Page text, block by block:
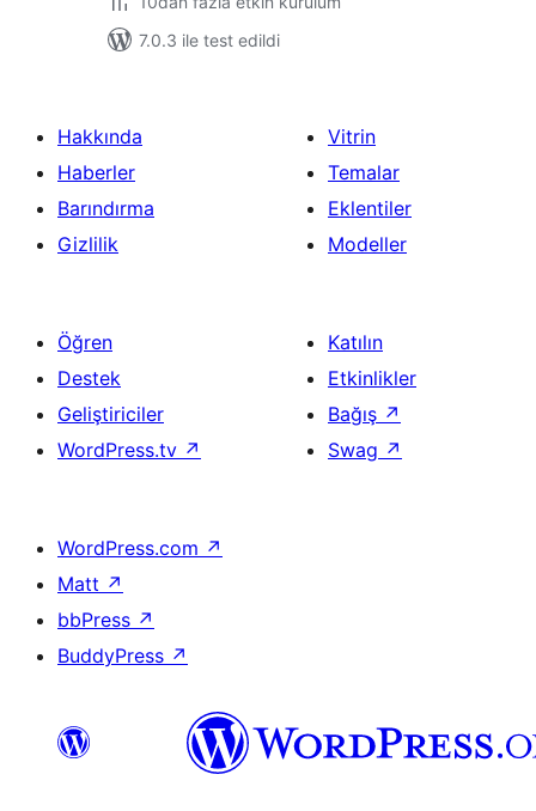
7.0.3 ile test edildi
Hakkında
Haberler
Barındırma
Gizlilik
Vitrin
Temalar
Eklentiler
Modeller
Öğren
Destek
Geliştiriciler
WordPress.tv ↗
Katılın
Etkinlikler
Bağış ↗
Swag ↗
WordPress.com ↗
Matt ↗
bbPress ↗
BuddyPress ↗